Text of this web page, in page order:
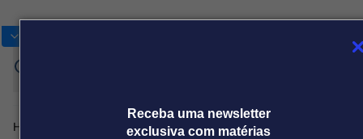
Receba uma newsletter
exclusiva com matérias
Home Produtos e soluçõesNotíciasBlog WeekendInstitucional